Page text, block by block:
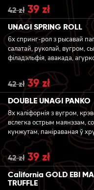
42zł Original
price
was:
42 zł.
39 zł Current
price
is:
39 zł.
UNAGI SPRING ROLL
6x спринг-рол з рысавай
салатай, руколай, вугром,
філадэльфія, авакада,
паліты соусам тэрыякі,
42zł Original
price
was:
42 zł.
39złCurrent
price
is:
39 zł.
DOUBLE UNAGI PANKO
8x каліфорнія з вугром,
вслегка острым маянэзам,
кунжутам, паніраваная ў
42zł Original
price
was:
42 zł.
39złCurrent
price
is:
39 zł.
California GOLD EBI
TRUFFLE